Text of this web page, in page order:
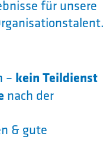
für unsere
– kein Teildienst
nach der
& gute